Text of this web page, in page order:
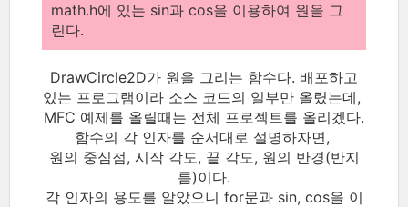
math.h에 있는 sin과 cos을 이용하여 원을 그
린다.
DrawCircle2D가 원을 그리는 함수다. 배포하고
있는 프로그램이라 소스 코드의 일부만 올렸는데,
MFC 예제를 올릴때는 전체 프로젝트를 올리겠다.
함수의 각 인자를 순서대로 설명하자면,
원의 중심점, 시작 각도, 끝 각도, 원의 반경(반지
름)이다.
각 인자의 용도를 알았으니 for문과 sin, cos을 이